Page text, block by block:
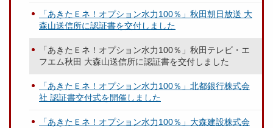
「あきたＥネ！オプション水力100％」秋田朝日放送 大
森山送信所に認証書を交付しました
「あきたＥネ！オプション水力100％」秋田テレビ・エ
フエム秋田 大森山送信所に認証書を交付しました
「あきたＥネ！オプション水力100％」北都銀行株式会
社 認証書交付式を開催しました
「あきたＥネ！オプション水力100％」大森建設株式会